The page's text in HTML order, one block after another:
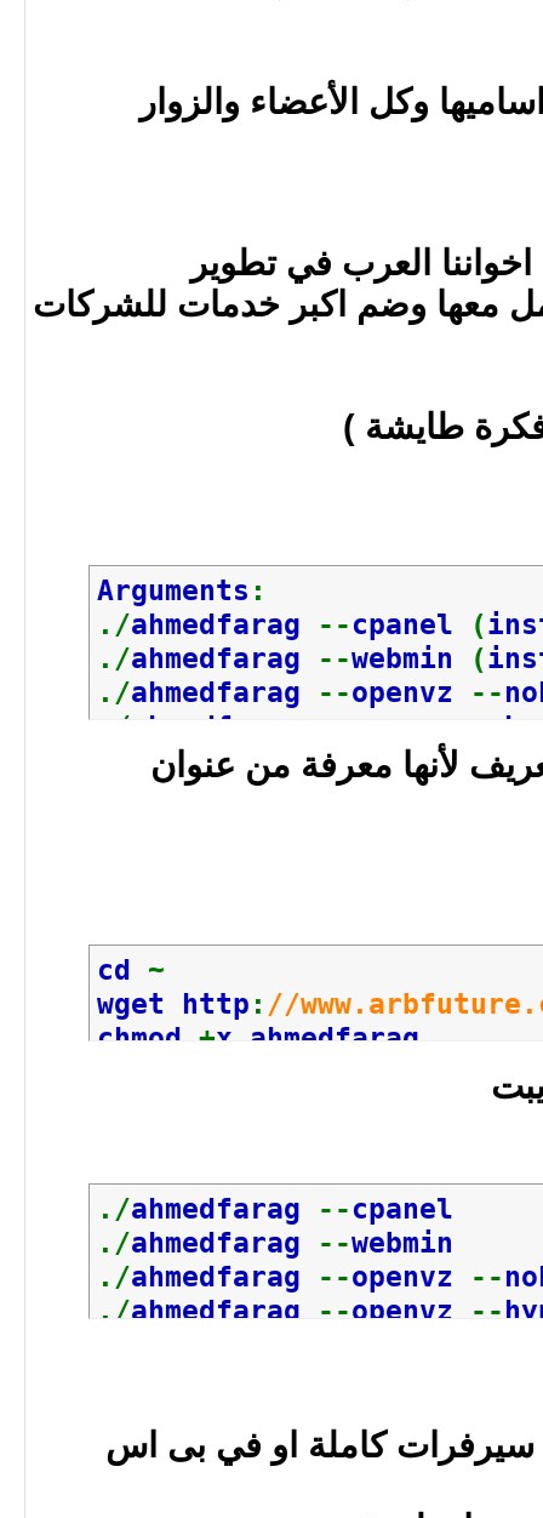
وكل الأعضاء والزوار
العرب في تطوير
معها وضم اكبر خدمات للشركات
طايشة )
Arguments :
./ahmedfarag --cpanel (
./ahmedfarag --webmin (
./ahmedfarag --openvz --
./ ahmedfarag
ahmedfarag--openvz --لأنها معرفة من عنوان
cd ~
wget http : //
chmod +x ahmedfarag
./ahmedfarag --cpanel
./ahmedfarag --webmin
./ahmedfarag --openvz --
./ahmedfarag --openvz --